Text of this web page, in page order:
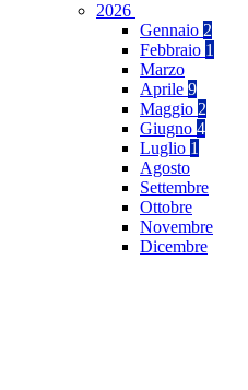
2026
Gennaio 2
Febbraio 1
Marzo
Aprile 9
Maggio 2
Giugno 4
Luglio 1
Agosto
Settembre
Ottobre
Novembre
Dicembre